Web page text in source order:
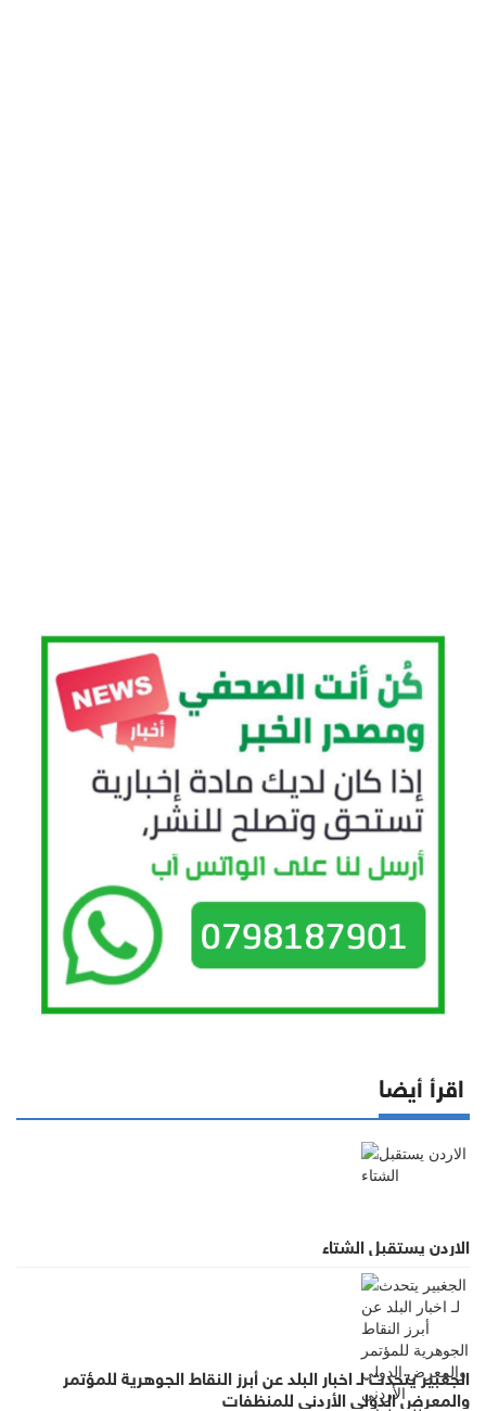
اقرأ أيضا
الاردن يستقبل الشتاء
الجغبير يتحدث لـ اخبار البلد عن أبرز النقاط الجوهرية للمؤتمر
والمعرض الدولي الأردني للمنظفات